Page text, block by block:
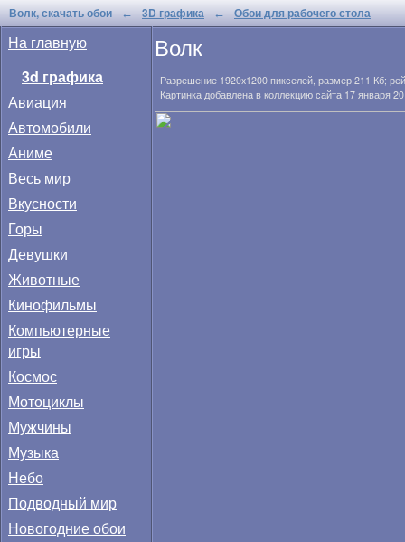
Волк, скачать обои ← 3D графика ← Обои для рабочего стола
На главную
3d графика
Авиация
Автомобили
Аниме
Весь мир
Вкусности
Горы
Девушки
Животные
Кинофильмы
Компьютерные
игры
Космос
Мотоциклы
Мужчины
Музыка
Небо
Подводный мир
Новогодние обои
Волк
Разрешение 1920x1200 пикселей, размер 211 Кб;
Картинка добавлена в коллекцию сайта 17 января